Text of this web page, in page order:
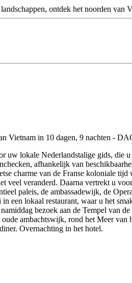
ontdek het noorden van
uw lokale Nederlandstalige gids, die
afhankelijk van
charme van de Franse koloniale
veel veranderd. Daarna vertrekt u
paleis, de ambassadewijk, de
een lokaal restaurant, waar u het
bezoek aan de Tempel van
ambachtswijk, rond het Meer
Overnachting in het hotel.